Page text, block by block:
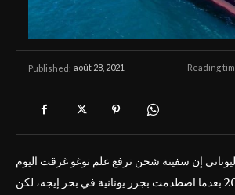
Published: août 28, 2021 Reading
إن سفينة شحن ترفع علم توغو غرقت اليوم
السبت 28 أوت 2021 بعدما اصطدمت بجزر يونانية في بحر إيجه، لكن